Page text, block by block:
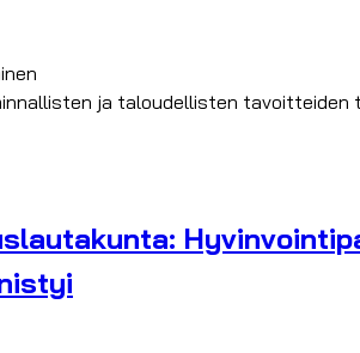
ja taloudellisten tavoitteiden